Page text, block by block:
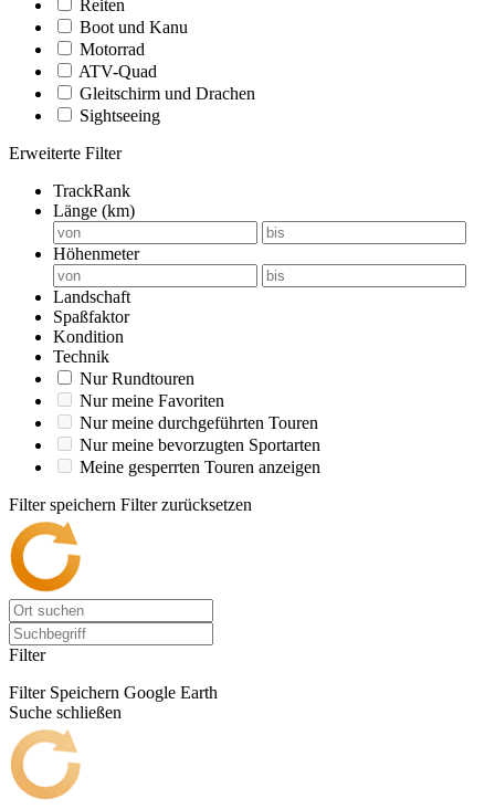
Reiten
Boot und Kanu
Motorrad
ATV-Quad
Gleitschirm und Drachen
Sightseeing
Erweiterte Filter
TrackRank
Länge (km)
Höhenmeter
Landschaft
Spaßfaktor
Kondition
Technik
Nur Rundtouren
Nur meine Favoriten
Nur meine durchgeführten Touren
Nur meine bevorzugten Sportarten
Meine gesperrten Touren anzeigen
Filter speichern Filter zurücksetzen
Filter
Filter Speichern Google Earth
Suche schließen